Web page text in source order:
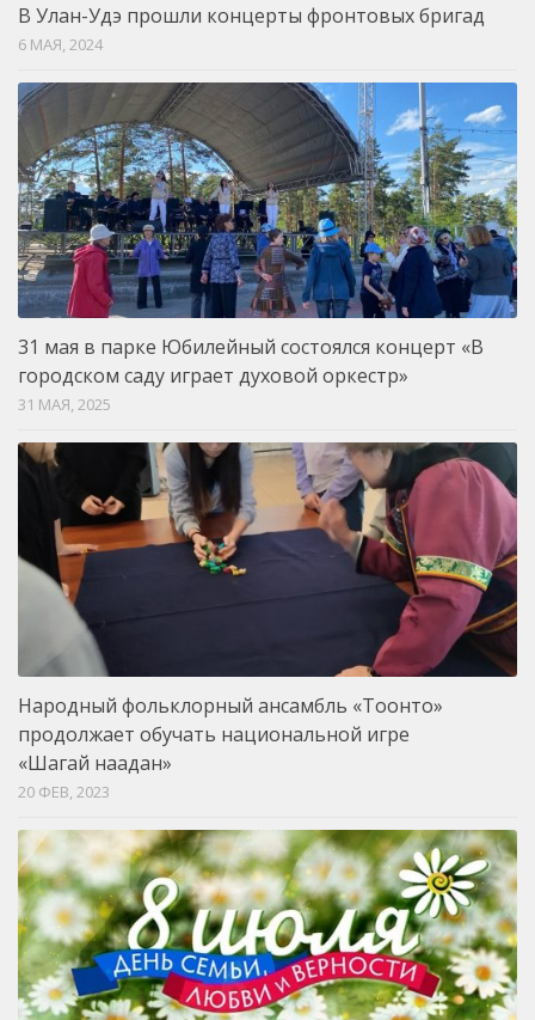
В Улан-Удэ прошли концерты фронтовых бригад
6 МАЯ, 2024
31 мая в парке Юбилейный состоялся концерт «В
городском саду играет духовой оркестр»
31 МАЯ, 2025
Народный фольклорный ансамбль «Тоонто»
продолжает обучать национальной игре
«Шагай наадан»
20 ФЕВ, 2023